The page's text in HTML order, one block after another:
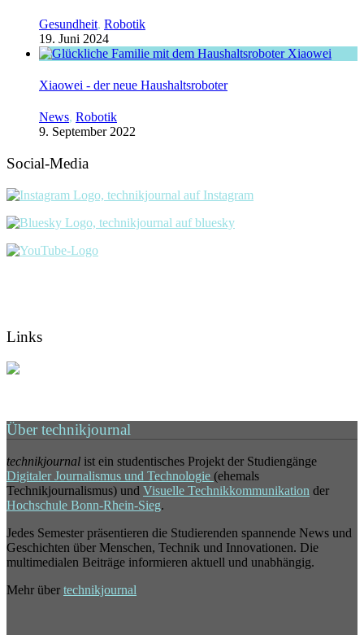
Gesundheit, Robotik
19. Juni 2024
Xiaowei - der neue Haushaltsroboter
News, Robotik
9. September 2022
Social-Media
Links
Über technikjournal
technikjournal ist ein studentisches Projekt der Studiengänge
Digitaler Journalismus und Technologie (ehemals
Technikjournalismus) und Visuelle Technikkommunikation der
Hochschule Bonn-Rhein-Sieg.
Jedes Semester präsentieren die Studierenden spannende News und
Geschichten über Menschen, Technik und Innovationen. Die
multimedialen Beiträge informieren aktuell und unabhängig.
Mehr über technikjournal